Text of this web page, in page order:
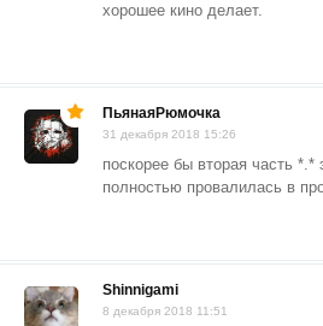
хорошее кино делает.
ПьянаяРюмочка
31 декабря 2018 15:26
поскорее бы вторая часть *.*
полностью провалилась в
Shinnigami
8 декабря 2018 11:51